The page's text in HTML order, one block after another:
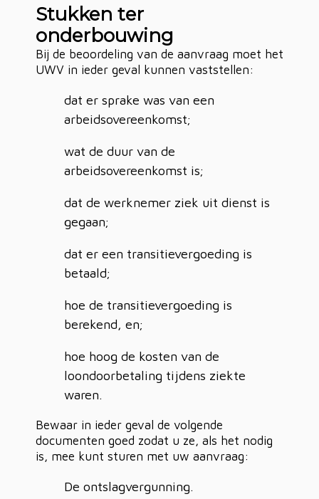
Stukken ter
onderbouwing
Bij de beoordeling van de aanvraag moet het
UWV in ieder geval kunnen vaststellen:
dat er sprake was van een
arbeidsovereenkomst;
wat de duur van de
arbeidsovereenkomst is;
dat de werknemer ziek uit dienst is
gegaan;
dat er een transitievergoeding is
betaald;
hoe de transitievergoeding is
berekend, en;
hoe hoog de kosten van de
loondoorbetaling tijdens ziekte
waren.
Bewaar in ieder geval de volgende
documenten goed zodat u ze, als het nodig
is, mee kunt sturen met uw aanvraag:
De ontslagvergunning.